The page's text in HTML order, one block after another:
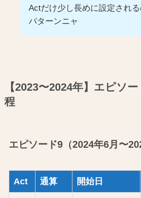
Actだけ少し長めに設定され
パターンニャ
【2023〜2024年】エピソ
程
エピソード9（2024年6月〜
Act 通算 開始日